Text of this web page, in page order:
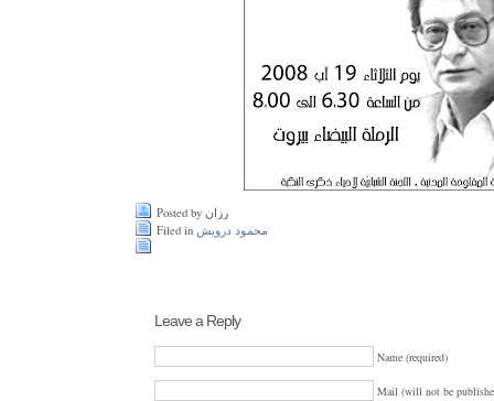
Posted by رزان
Filed in محمود درويش
Leave a Reply
Name (required)
Mail (will not be